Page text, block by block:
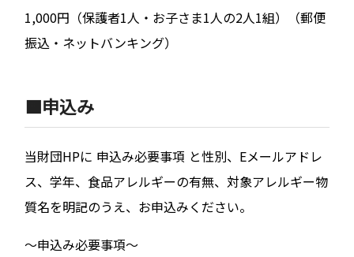
1,000円（保護者1人・お子さま1人の2人1組）（郵便
振込・ネットバンキング）
🟧申込み
当財団HPに 申込み必要事項 と性別、Eメールアドレ
ス、学年、食品アレルギーの有無、対象アレルギー物
質名を明記のうえ、お申込みください。
〜申込み必要事項〜